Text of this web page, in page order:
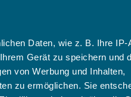
Daten, wie z. B. Ihre
Gerät zu speichern und
von Werbung und Inhalten,
zu ermöglichen. Sie